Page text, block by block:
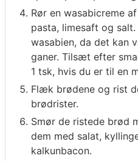
Rør en wasabicreme
pasta, limesaft og
wasabien, da det
ganer. Tilsæt efter
1 tsk, hvis du er til en
Flæk brødene og rist
brødrister.
Smør de ristede brød
dem med salat,
kalkunbacon.